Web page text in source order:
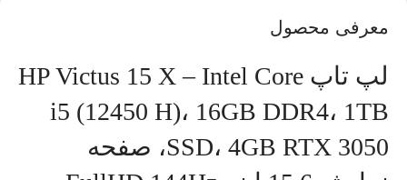
معرفی محصول
لپ تاپ HP Victus 15 X – Intel Core
i5 (12450 H)، 16GB DDR4، 1TB
SSD، 4GB RTX 3050، صفحه